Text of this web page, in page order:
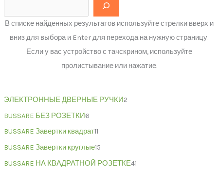
В списке найденных результатов используйте стрелки вверх и
вниз для выбора и Enter для перехода на нужную страницу.
Если у вас устройство с тачскрином, используйте
пролистывание или нажатие.
ЭЛЕКТРОННЫЕ ДВЕРНЫЕ РУЧКИ2
BUSSARE БЕЗ РОЗЕТКИ6
BUSSARE Завертки квадрат11
BUSSARE Завертки круглые15
BUSSARE НА КВАДРАТНОЙ РОЗЕТКЕ41